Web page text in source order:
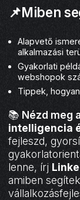
📌Miben
Alapvető
alkalmazási
Gyakorlati
webshopok
Tippek,
📚 Nézd meg
intelligencia
fejleszd,
lenne, írj
amiben